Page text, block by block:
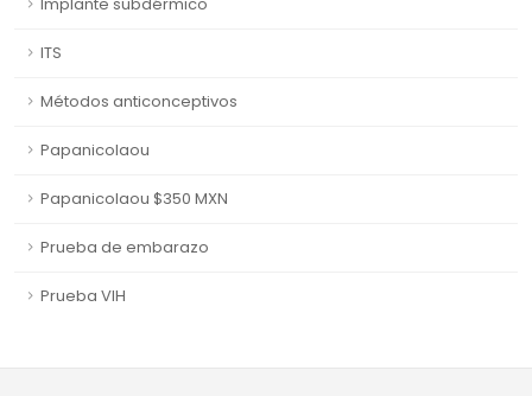
Implante subdérmico
ITS
Métodos anticonceptivos
Papanicolaou
Papanicolaou $350 MXN
Prueba de embarazo
Prueba VIH